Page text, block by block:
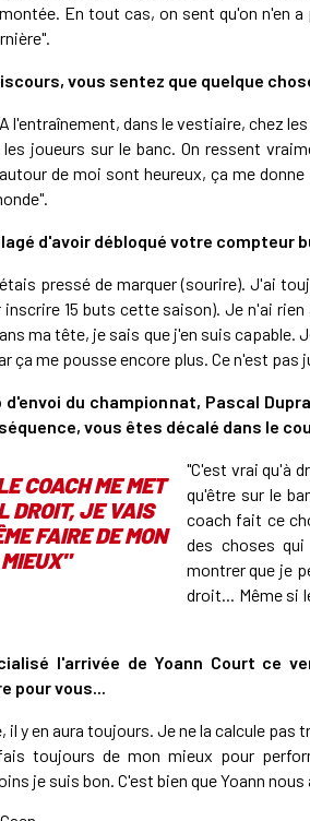
En tout cas, on sent qu'on n'en
vous sentez que quelque
l'entraînement, dans le vestiaire, chez
les joueurs sur le banc. On ressent
de moi sont heureux, ça me
d'avoir débloqué votre compteur
pressé de marquer (sourire). J'ai
inscrire 15 buts cette saison). Je n'ai
ma tête, je sais que j'en suis
ça me pousse encore plus. Ce n'est
d'envoi du championnat, Pascal
vous êtes décalé dans le
COACH ME MET
DROIT, JE VAIS
FAIRE DE MON
MIEUX"
"C'est vrai qu'à
qu'être sur le
coach fait ce
des choses
montrer que je
droit... Même si
l'arrivée de Yoann Court ce
pour vous...
il y en aura toujours. Je ne la calcule
toujours de mon mieux pour
je suis bon. C'est bien que Yoann